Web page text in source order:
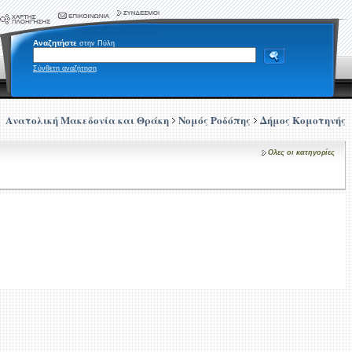
Αναζητήστε στην Πύλη
Σύνθετη αναζήτηση
Ανατολική Μακεδονία και Θράκη Νομός Ροδόπης Δήμος Κομοτηνής
Ολες οι κατηγορίες